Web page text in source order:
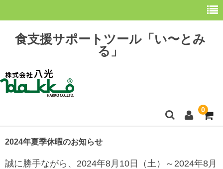
食支援サポートツール「い〜とみ
る」
0
ホーム
最新情報
2024年夏季休暇のお知らせ
誠に勝手ながら、2024年8月10日（土）～2024年8月